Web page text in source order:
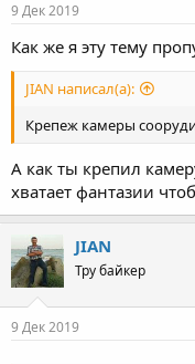
9 Дек 2019
Как же я эту тему
JIAN написал(а):
Крепеж камеры
А как ты крепил
хватает фантазии
JIAN
Тру байкер
9 Дек 2019